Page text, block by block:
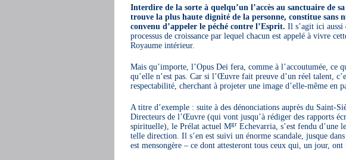
Interdire de la sorte à quelqu’un l’accès au sanctuaire de
trouve la plus haute dignité de la personne, constitue sans
convenu d’appeler le péché contre l’Esprit. Il s’agit ici
processus de croissance par lequel chacun est appelé à vivre
Royaume intérieur.
Mais qu’importe, l’Opus Dei fera, comme à l’accoutumée,
qu’elle n’est pas. Car si l’Œuvre fait preuve d’un réel talent,
respectabilité, cherchant à projeter une image d’elle-même en
A titre d’exemple : suite à des dénonciations auprès du Saint-
Directeurs de l’Œuvre (qui vont jusqu’à rédiger des rapports
spirituelle), le Prélat actuel MgrEchevarria, s’est fendu d’une
telle direction. Il s’en est suivi un énorme scandale, jusque
est mensongère – ce dont attesteront tous ceux qui, un jour, ont